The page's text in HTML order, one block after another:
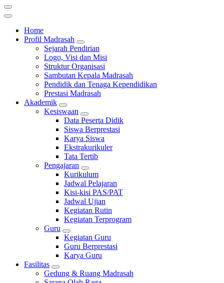
Home
Profil Madrasah
Sejarah Pendirian
Logo, Visi dan Misi
Struktur Organisasi
Sambutan Kepala Madrasah
Pendidik dan Tenaga Kependidikan
Prestasi Madrasah
Akademik
Kesiswaan
Data Peserta Didik
Siswa Berprestasi
Karya Siswa
Ekstrakurikuler
Tata Tertib
Pengajaran
Kurikulum
Jadwal Pelajaran
Kisi-kisi PAS/PAT
Jadwal Ujian
Kegiatan Rutin
Kegiatan Terprogram
Guru
Kegiatan Guru
Guru Berprestasi
Karya Guru
Fasilitas
Gedung & Ruang Madrasah